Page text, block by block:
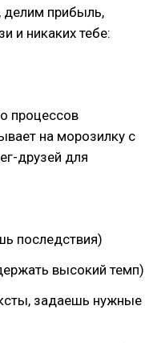
делим прибыль,
и никаких тебе:
процессов
на морозилку с
друзей для
последствия)
высокий темп)
задаешь нужные